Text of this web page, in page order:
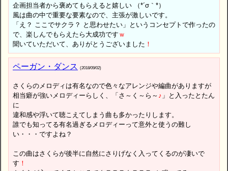
企画担当者から褒めてもらえると嬉しい （*´σ｀*）
風は曲の中で重要な要素なので、主張が激しいです。
「え？ ここでサクラ？ と思わせたい」というコンセプトで作ったの
で、楽しんでもらえたら大成功です ｗ
聞いていただいて、ありがとうございました ！
ペーガン・ダンス (2018/09/02)
さくらのメロディは有名なので色々なアレンジや編曲がありますが
相当癖が強いメロディーらしく、「さ～く～ら～ ♪ 」と入ったとたん
に
違和感や浮いて聴こえてしまう曲も多かったりします。
誰でも知ってる有名過ぎるメロディーって意外と使うの難し
い・・・ですよね？
この曲はさくらが後半に自然にさりげなく入ってくるのが凄いで
す ！